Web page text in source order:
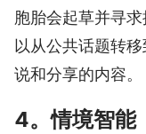
胞胎会起草并寻
以从公共话题转
说和分享的内容。
4。情境智能